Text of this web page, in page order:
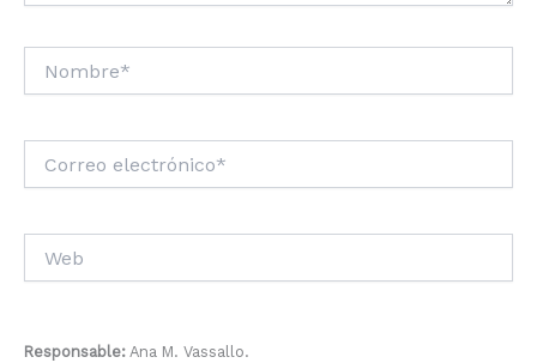
electrónico*
Responsable: Ana M. Vassallo.